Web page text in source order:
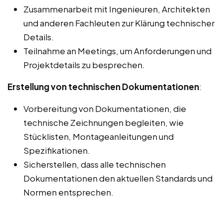
Zusammenarbeit mit Ingenieuren, Architekten
und anderen Fachleuten zur Klärung technischer
Details.
Teilnahme an Meetings, um Anforderungen und
Projektdetails zu besprechen.
Erstellung von technischen Dokumentationen:
Vorbereitung von Dokumentationen, die
technische Zeichnungen begleiten, wie
Stücklisten, Montageanleitungen und
Spezifikationen.
Sicherstellen, dass alle technischen
Dokumentationen den aktuellen Standards und
Normen entsprechen.